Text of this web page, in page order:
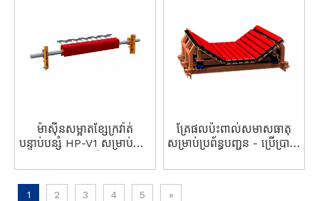
ម៉ាស៊ីនសម្អាតខ្សែក្រវ៉ាត់
បន្ទាប់បន្សំ HP-V1 សម្រាប់លក្ខ
គ្រែផលប៉ះពាល់សមាសធាតុ
សម្រាប់ប្រព័ន្ធបញ្ជូន - ប្រើប្រាស់
1 2 3 4 5 »